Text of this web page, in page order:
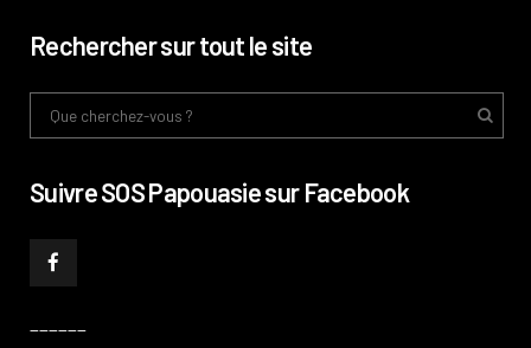
Rechercher sur tout le site
Suivre SOS Papouasie sur Facebook